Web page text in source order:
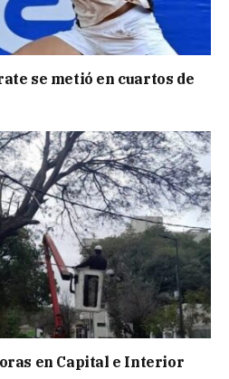
se metió en cuartos de
en Capital e Interior